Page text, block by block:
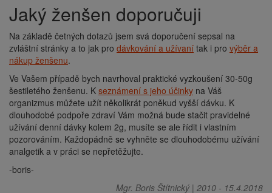
Jaký ženšen doporučuji
Na základě četných dotazů jsem svá doporučení sepsal na
zvláštní stránky a to jak pro dávkování a užívaní tak i pro výběr a
nákup ženšenu.
Ve Vašem případě bych navrhoval praktické vyzkoušení 30-50g
šestiletého ženšenu. K seznámení s jeho účinky na Váš
organizmus můžete užít několikrát poněkud vyšší dávku. K
dlouhodobé podpoře zdraví Vám možná bude stačit pravidelné
užívání denní dávky kolem 2g, musíte se ale řídit i vlastním
pozorováním. Každopádně se vyhněte se dlouhodobému užívání
analgetik a v práci se nepřetěžujte.
-boris-
Mgr. Boris Štítnický | 2010 - 15.4.2018